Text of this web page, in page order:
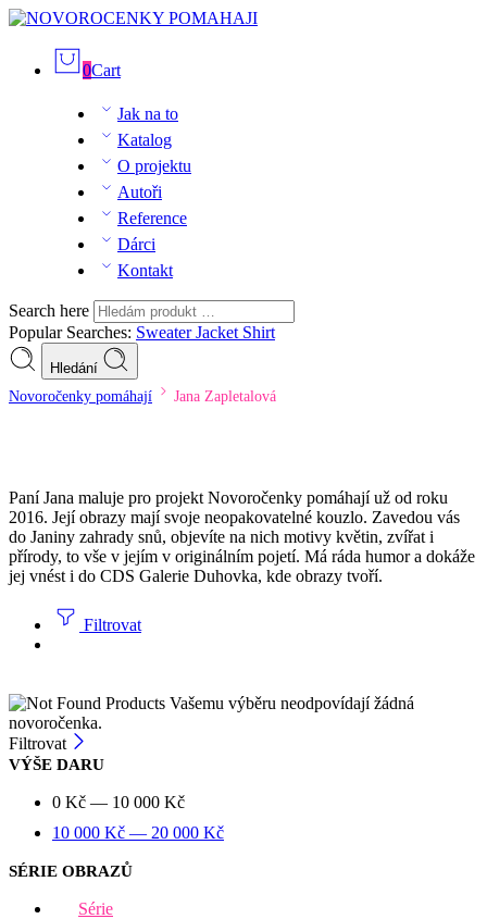
0Cart
Jak na to
Katalog
O projektu
Autoři
Reference
Dárci
Kontakt
Search here
Popular Searches: SweaterJacket Shirt
Hledání
Novoročenky pomáhají Jana Zapletalová
Paní Jana maluje pro projekt Novoročenky pomáhají už od roku
2016. Její obrazy mají svoje neopakovatelné kouzlo. Zavedou vás
do Janiny zahrady snů, objevíte na nich motivy květin, zvířat i
přírody, to vše v jejím v originálním pojetí. Má ráda humor a dokáže
jej vnést i do CDS Galerie Duhovka, kde obrazy tvoří.
Filtrovat
Vašemu výběru neodpovídají žádná
novoročenka.
Filtrovat
VÝŠE DARU
0 Kč — 10 000 Kč
10 000 Kč — 20 000 Kč
SÉRIE OBRAZŮ
Série